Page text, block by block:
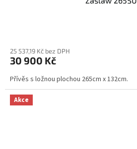
25 537,19 Kč bez DPH
30 900 Kč
Přívěs s ložnou plochou 265cm x 132cm.
Akce